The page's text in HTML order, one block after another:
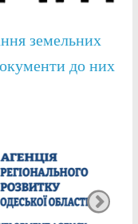
земельних
до них